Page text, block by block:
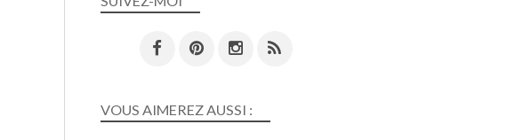
VOUS AIMEREZ AUSSI :